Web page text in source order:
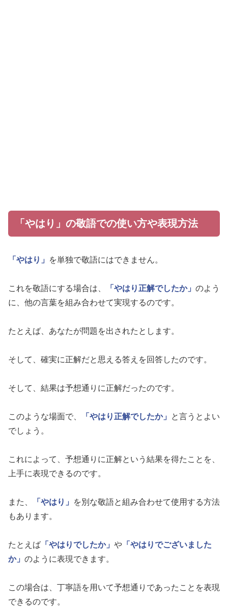
「やはり」の敬語での使い方や表現方法
「やはり」 を単独で敬語にはできません。
これを敬語にする場合は、 「やはり正解でしたか」 のよう
に、他の言葉を組み合わせて実現するのです。
たとえば、あなたが問題を出されたとします。
そして、確実に正解だと思える答えを回答したのです。
そして、結果は予想通りに正解だったのです。
このような場面で、 「やはり正解でしたか」
と言うとよい
でしょう。
これによって、予想通りに正解という結果を得たことを、
上手に表現できるのです。
また、 「やはり」
を別な敬語と組み合わせて使用する方法
もあります。
たとえば 「やはりでしたか」 や 「やはりでございました
か」 のように表現できます。
この場合は、丁寧語を用いて予想通りであったことを表現
できるのです。